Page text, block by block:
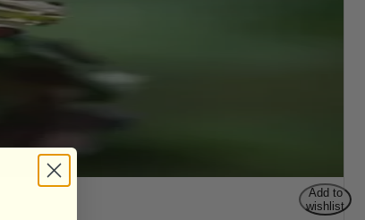
Add to
wishlist